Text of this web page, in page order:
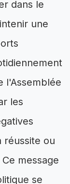
dans le
une
l'Assemblée
les
réussite ou
message
se